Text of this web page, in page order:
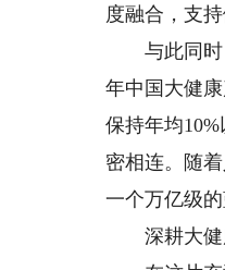
度融合，支
与此同时，
年中国大健
保持年均
密相连。随
一个万亿级
深耕大健